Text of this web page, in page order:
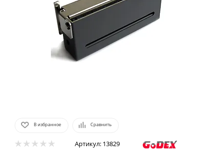
В избранное Сравнить
Артикул: 13829